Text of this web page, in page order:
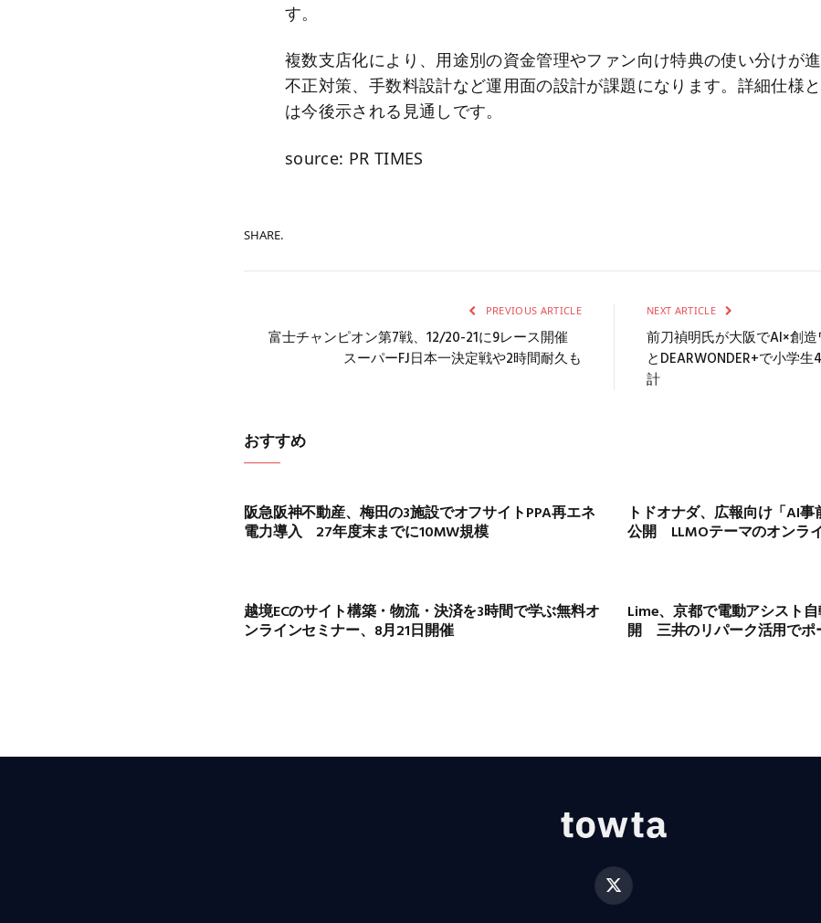
す。
複数支店化により、用途別の資金管理やファン向け特典の使い分けが
不正対策、手数料設計など運用面の設計が課題になります。詳細仕様
は今後示される見通しです。
source: PR TIMES
SHARE.
PREVIOUS ARTICLE
富士チャンピオン第7戦、12/20-21に9レース開催
スーパーFJ日本一決定戦や2時間耐久も
NEXT ARTICLE
前刀禎明氏が大阪でAI×創
とDEARWONDER+で小学
計
おすすめ
阪急阪神不動産、梅田の3施設でオフサイトPPA再エネ
電力導入 27年度末までに10MW規模
トドオナダ、広報向け「AI
公開 LLMOテーマのオンラ
越境ECのサイト構築・物流・決済を3時間で学ぶ無料オ
ンラインセミナー、8月21日開催
Lime、京都で電動アシスト
開 三井のリパーク活用でポ
X
(Twitter)